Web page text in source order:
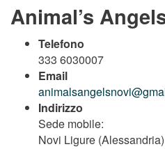
Animal’s
Telefono
333 6030007
Email
Indirizzo
Sede mobile:
Novi Ligure (Alessandria)